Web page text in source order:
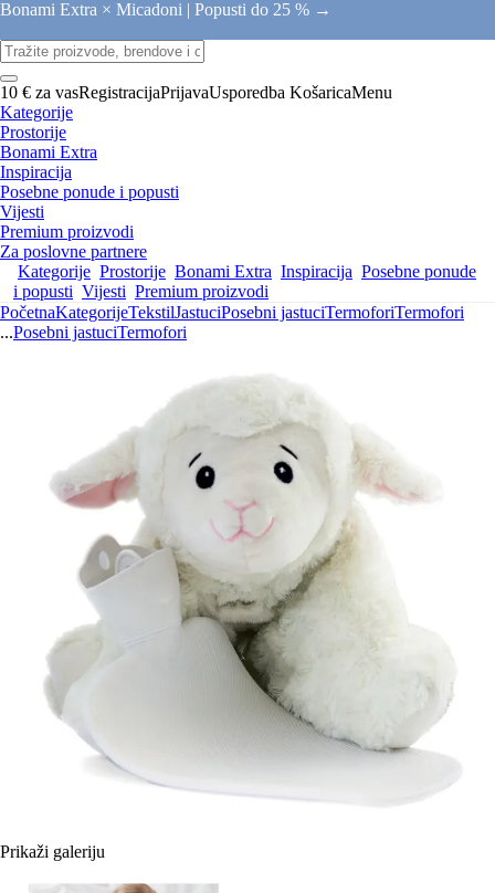
Bonami Extra × Micadoni | Popusti do 25 % →
10 € za vasRegistracijaPrijavaUsporedba KošaricaMenu
Kategorije
Prostorije
Bonami Extra
Inspiracija
Posebne ponude i popusti
Vijesti
Premium proizvodi
Za poslovne partnere
Kategorije Prostorije Bonami Extra Inspiracija Posebne ponude
i popusti Vijesti Premium proizvodi
PočetnaKategorijeTekstilJastuciPosebni jastuciTermoforiTermofori
...Posebni jastuciTermofori
Prikaži galeriju